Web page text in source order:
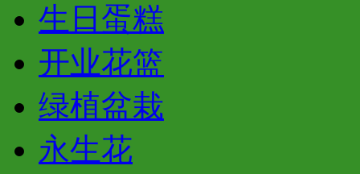
生日蛋糕
开业花篮
绿植盆栽
永生花